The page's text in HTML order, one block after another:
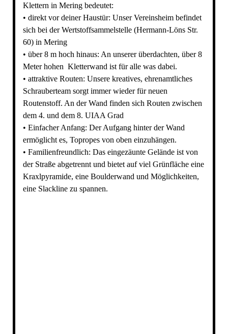
Klettern in Mering bedeutet:
• direkt vor deiner Haustür: Unser Vereinsheim befindet
sich bei der Wertstoffsammelstelle (Hermann-Löns Str.
60) in Mering
• über 8 m hoch hinaus: An unserer überdachten, über 8
Meter hohen Kletterwand ist für alle was dabei.
• attraktive Routen: Unsere kreatives, ehrenamtliches
Schrauberteam sorgt immer wieder für neuen
Routenstoff. An der Wand finden sich Routen zwischen
dem 4. und dem 8. UIAA Grad
• Einfacher Anfang: Der Aufgang hinter der Wand
ermöglicht es, Topropes von oben einzuhängen.
• Familienfreundlich: Das eingezäunte Gelände ist von
der Straße abgetrennt und bietet auf viel Grünfläche eine
Kraxlpyramide, eine Boulderwand und Möglichkeiten,
eine Slackline zu spannen.